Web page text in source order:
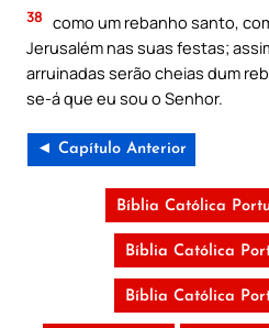
38 como um rebanho santo,
Jerusalém nas suas festas;
arruinadas serão cheias dum
se-á que eu sou o Senhor.
◄ Capítulo Anterior
Bíblia Católica
Bíblia Católica
Bíblia Católica